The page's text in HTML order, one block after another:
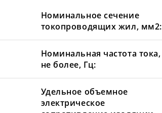
Номинальное сечение
токопроводящих жил, мм2:
Номинальная частота тока,
не более, Гц:
Удельное объемное
электрическое